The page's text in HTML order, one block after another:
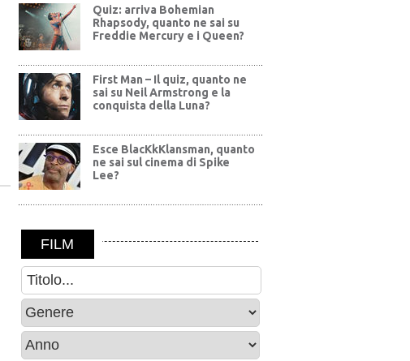
Quiz: arriva Bohemian
Rhapsody, quanto ne sai su
Freddie Mercury e i Queen?
First Man – Il quiz, quanto ne
sai su Neil Armstrong e la
conquista della Luna?
Esce BlacKkKlansman, quanto
ne sai sul cinema di Spike
Lee?